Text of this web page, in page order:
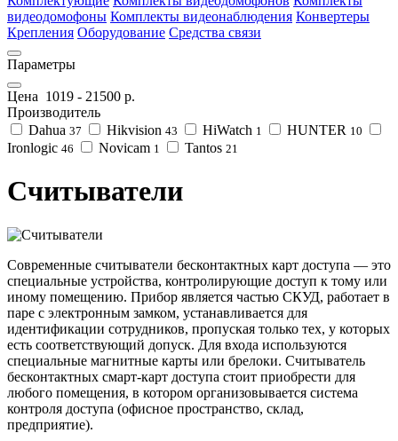
видеодомофоны Комплекты видеонаблюдения Конвертеры
Крепления Оборудование Средства связи
Параметры
Цена 1019 - 21500 р.
Производитель
Dahua 37 Hikvision 43 HiWatch 1 HUNTER 10
Ironlogic 46 Novicam 1 Tantos 21
Считыватели
Современные считыватели бесконтактных карт доступа — это
специальные устройства, контролирующие доступ к тому или
иному помещению. Прибор является частью СКУД, работает в
паре с электронным замком, устанавливается для
идентификации сотрудников, пропуская только тех, у которых
есть соответствующий допуск. Для входа используются
специальные магнитные карты или брелоки. Считыватель
бесконтактных смарт-карт доступа стоит приобрести для
любого помещения, в котором организовывается система
контроля доступа (офисное пространство, склад,
предприятие).